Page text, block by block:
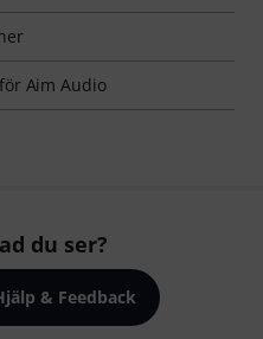
Aim Audio
du ser?
& Feedback